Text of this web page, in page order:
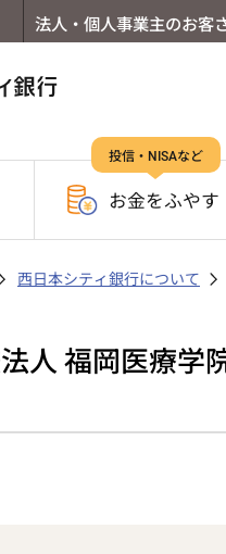
法人・個人事業主のお客
投信・NISAなど
お金をふやす
西日本シティ銀行について
人 福岡医療学